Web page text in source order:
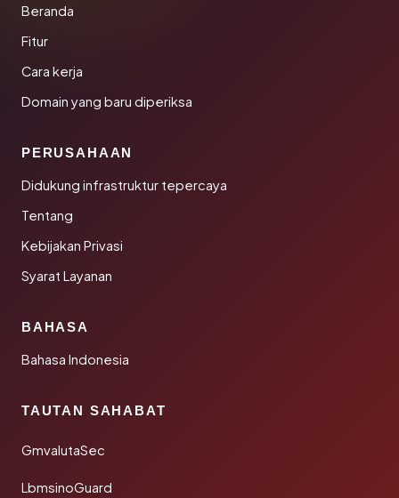
Beranda
Fitur
Cara kerja
Domain yang baru diperiksa
PERUSAHAAN
Didukung infrastruktur tepercaya
Tentang
Kebijakan Privasi
Syarat Layanan
BAHASA
Bahasa Indonesia
TAUTAN SAHABAT
GmvalutaSec
LbmsinoGuard